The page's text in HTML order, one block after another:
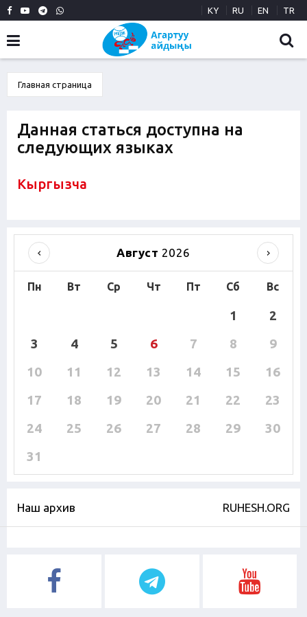
KY RU EN TR
Главная страница
Данная статься доступна на
следующих языках
Кыргызча
Август 2026
Пн Вт Ср Чт Пт Сб Вс
1
2
3
4 5 6 7 8
9
10
11 12 13 14 15
16
17
18 19 20 21 22
23
24
25 26 27 28 29
30
31
Наш архив RUHESH.ORG